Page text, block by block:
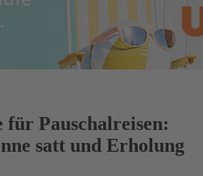
für Pauschalreisen:
satt und Erholung